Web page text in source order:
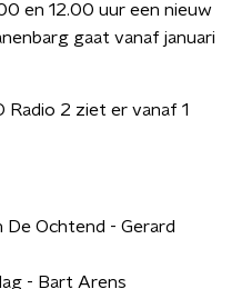
en 12.00 uur een nieuw
gaat vanaf januari
Radio 2 ziet er vanaf 1
Ochtend - Gerard
- Bart Arens